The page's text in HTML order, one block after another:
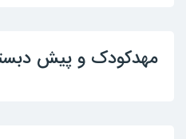
مهدکودک و پیش